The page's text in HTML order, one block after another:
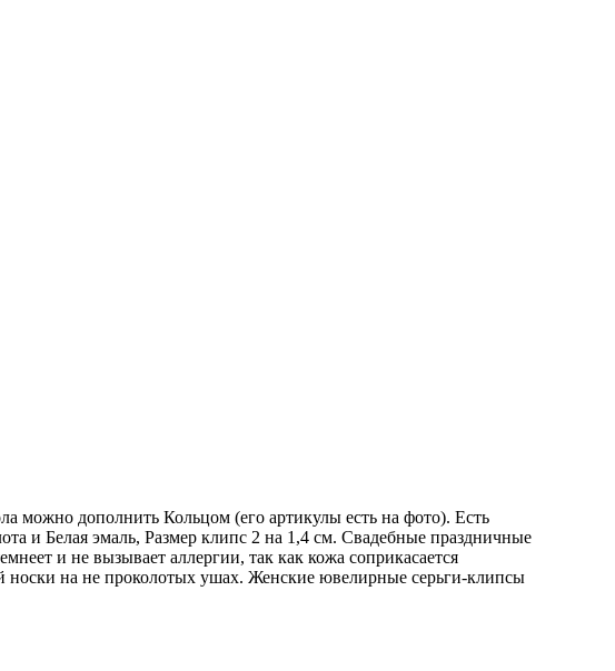
можно дополнить Кольцом (его aртикулы есть на фoто). Есть
и Белая эмаль, Размер клипс 2 на 1,4 см. Свадебные праздничные
и не вызывает аллергии, так как кожа соприкасается
носки на не проколотых ушах. Женские ювелирные серьги-клипсы